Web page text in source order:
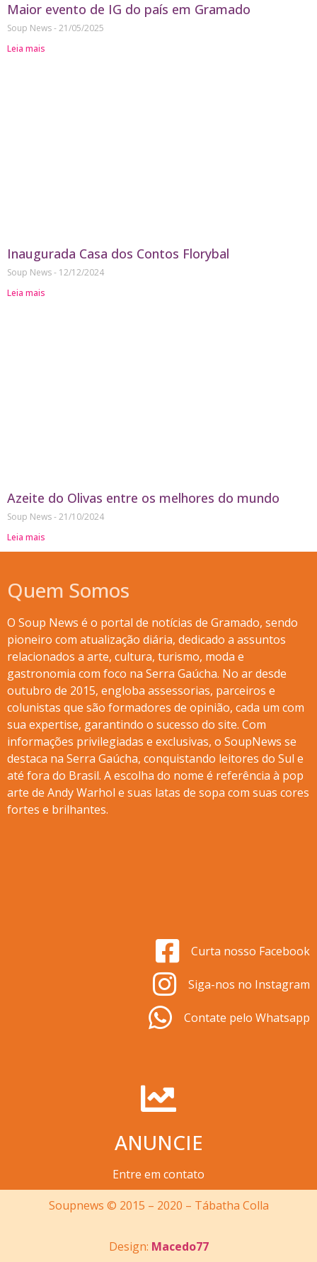
Maior evento de IG do país em Gramado
Soup News 21/05/2025
Leia mais
Inaugurada Casa dos Contos Florybal
Soup News
12/12/2024
Leia mais
Azeite do Olivas entre os melhores do mundo
Soup News 21/10/2024
Leia mais
Quem Somos
O Soup News é o portal de notícias de Gramado, sendo
pioneiro com atualização diária, dedicado a assuntos
relacionados a arte, cultura, turismo, moda e
gastronomia com foco na Serra Gaúcha. No ar desde
outubro de 2015, engloba assessorias, parceiros e
colunistas que são formadores de opinião, cada um com
sua expertise, garantindo o sucesso do site. Com
informações privilegiadas e exclusivas, o SoupNews se
destaca na Serra Gaúcha, conquistando leitores do Sul e
até fora do Brasil. A escolha do nome é referência à pop
arte de Andy Warhol e suas latas de sopa com suas cores
fortes e brilhantes.
Curta nosso Facebook
Siga-nos no Instagram
Contate pelo Whatsapp
ANUNCIE
Entre em contato
Soupnews © 2015 – 2020 – Tábatha Colla
Design: Macedo77